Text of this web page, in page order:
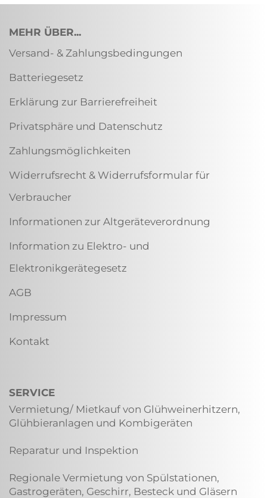
MEHR ÜBER...
Versand- & Zahlungsbedingungen
Batteriegesetz
Erklärung zur Barrierefreiheit
Privatsphäre und Datenschutz
Zahlungsmöglichkeiten
Widerrufsrecht & Widerrufsformular für
Verbraucher
Informationen zur Altgeräteverordnung
Information zu Elektro- und
Elektronikgerätegesetz
AGB
Impressum
Kontakt
SERVICE
Vermietung/ Mietkauf von Glühweinerhitzern,
Glühbieranlagen und Kombigeräten
Reparatur und Inspektion
Regionale Vermietung von Spülstationen,
Gastrogeräten, Geschirr, Besteck und Gläsern